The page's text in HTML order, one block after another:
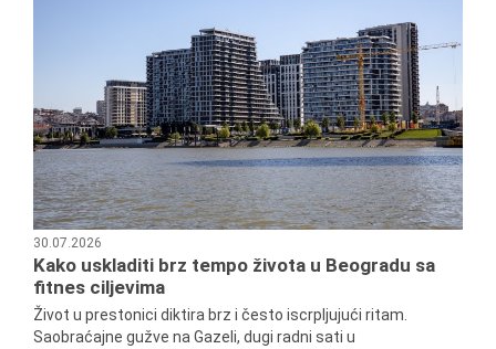
30.07.2026
Kako uskladiti brz tempo života u Beogradu sa
fitnes ciljevima
Život u prestonici diktira brz i često iscrpljujući ritam.
Saobraćajne gužve na Gazeli, dugi radni sati u